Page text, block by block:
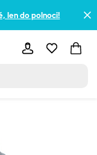
len do polnoci!